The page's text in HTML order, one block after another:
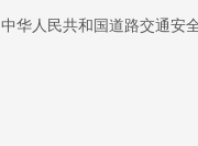
中华人民共和国道路交通安